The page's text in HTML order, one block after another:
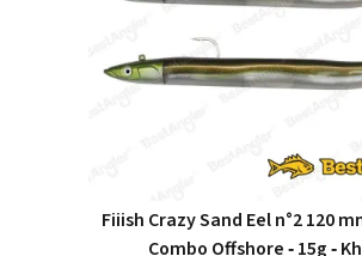
Fiiish Crazy Sand Eel n°2 120
Combo Offshore ‑ 15g ‑